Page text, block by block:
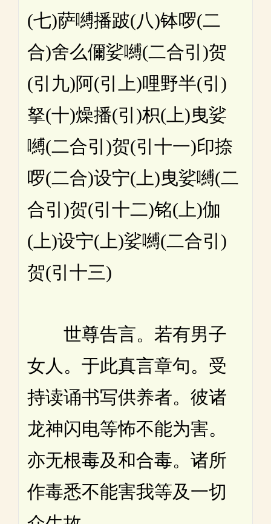
(七)萨嚩播跛(八)钵啰(二
合)舍么儞娑嚩(二合引)贺
(引九)阿(引上)哩野半(引)
拏(十)燥播(引)枳(上)曳娑
嚩(二合引)贺(引十一)印捺
啰(二合)设宁(上)曳娑嚩(二
合引)贺(引十二)铭(上)伽
(上)设宁(上)娑嚩(二合引)
贺(引十三)
世尊告言。若有男子
女人。于此真言章句。受
持读诵书写供养者。彼诸
龙神闪电等怖不能为害。
亦无根毒及和合毒。诸所
作毒悉不能害我等及一切